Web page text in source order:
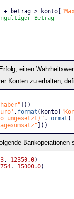
] + betrag > konto[
Betrag
einen
Konten zu erhalten,
]))
. format (konto[
umgesetzt)" . format (
]))
Bankoperationen
, 12350.0)
, 15000.0)